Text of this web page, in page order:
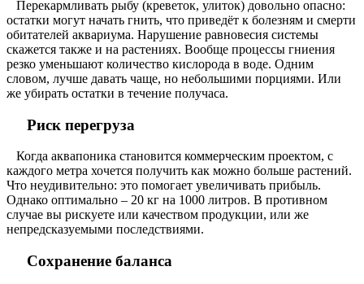
Перекармливать рыбу (креветок, улиток) довольно опасно:
остатки могут начать гнить, что приведёт к болезням и смерти
обитателей аквариума. Нарушение равновесия системы
скажется также и на растениях. Вообще процессы гниения
резко уменьшают количество кислорода в воде. Одним
словом, лучше давать чаще, но небольшими порциями. Или
же убирать остатки в течение получаса.
Риск перегруза
Когда аквапоника становится коммерческим проектом, с
каждого метра хочется получить как можно больше растений.
Что неудивительно: это помогает увеличивать прибыль.
Однако оптимально – 20 кг на 1000 литров. В противном
случае вы рискуете или качеством продукции, или же
непредсказуемыми последствиями.
Сохранение баланса